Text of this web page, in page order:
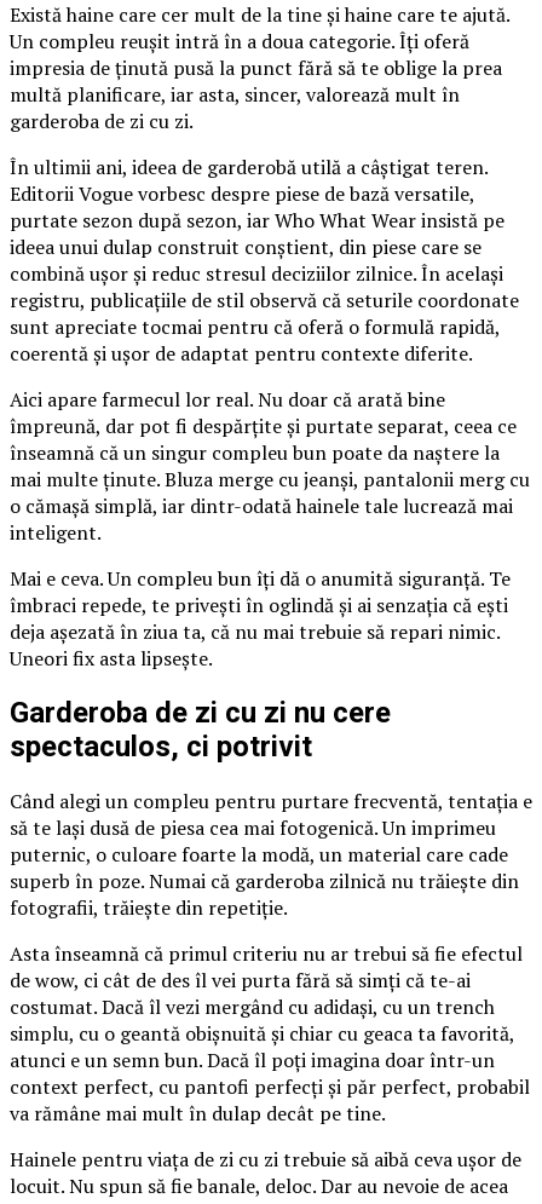
Există haine care cer mult de la tine și haine care te ajută.
Un compleu reușit intră în a doua categorie. Îți oferă
impresia de ținută pusă la punct fără să te oblige la prea
multă planificare, iar asta, sincer, valorează mult în
garderoba de zi cu zi.
În ultimii ani, ideea de garderobă utilă a câștigat teren.
Editorii Vogue vorbesc despre piese de bază versatile,
purtate sezon după sezon, iar Who What Wear insistă pe
ideea unui dulap construit conștient, din piese care se
combină ușor și reduc stresul deciziilor zilnice. În același
registru, publicațiile de stil observă că seturile coordonate
sunt apreciate tocmai pentru că oferă o formulă rapidă,
coerentă și ușor de adaptat pentru contexte diferite.
Aici apare farmecul lor real. Nu doar că arată bine
împreună, dar pot fi despărțite și purtate separat, ceea ce
înseamnă că un singur compleu bun poate da naștere la
mai multe ținute. Bluza merge cu jeanși, pantalonii merg cu
o cămașă simplă, iar dintr-odată hainele tale lucrează mai
inteligent.
Mai e ceva. Un compleu bun îți dă o anumită siguranță. Te
îmbraci repede, te privești în oglindă și ai senzația că ești
deja așezată în ziua ta, că nu mai trebuie să repari nimic.
Uneori fix asta lipsește.
Garderoba de zi cu zi nu cere
spectaculos, ci potrivit
Când alegi un compleu pentru purtare frecventă, tentația e
să te lași dusă de piesa cea mai fotogenică. Un imprimeu
puternic, o culoare foarte la modă, un material care cade
superb în poze. Numai că garderoba zilnică nu trăiește din
fotografii, trăiește din repetiție.
Asta înseamnă că primul criteriu nu ar trebui să fie efectul
de wow, ci cât de des îl vei purta fără să simți că te-ai
costumat. Dacă îl vezi mergând cu adidași, cu un trench
simplu, cu o geantă obișnuită și chiar cu geaca ta favorită,
atunci e un semn bun. Dacă îl poți imagina doar într-un
context perfect, cu pantofi perfecți și păr perfect, probabil
va rămâne mai mult în dulap decât pe tine.
Hainele pentru viața de zi cu zi trebuie să aibă ceva ușor de
locuit. Nu spun să fie banale, deloc. Dar au nevoie de acea